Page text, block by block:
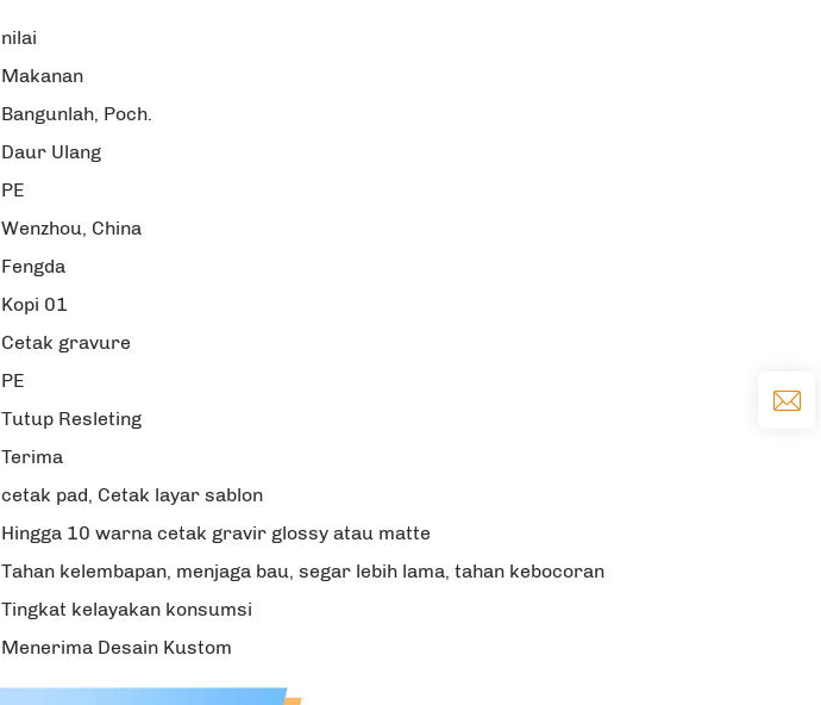
nilai
Makanan
Bangunlah, Poch.
Daur Ulang
PE
Wenzhou, China
Fengda
Kopi 01
Cetak gravure
PE
Tutup Resleting
Terima
cetak pad, Cetak layar sablon
Hingga 10 warna cetak gravir glossy atau matte
Tahan kelembapan, menjaga bau, segar lebih lama, tahan kebocoran
Tingkat kelayakan konsumsi
Menerima Desain Kustom